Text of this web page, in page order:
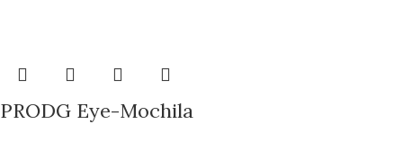
PRODG Eye-Mochila